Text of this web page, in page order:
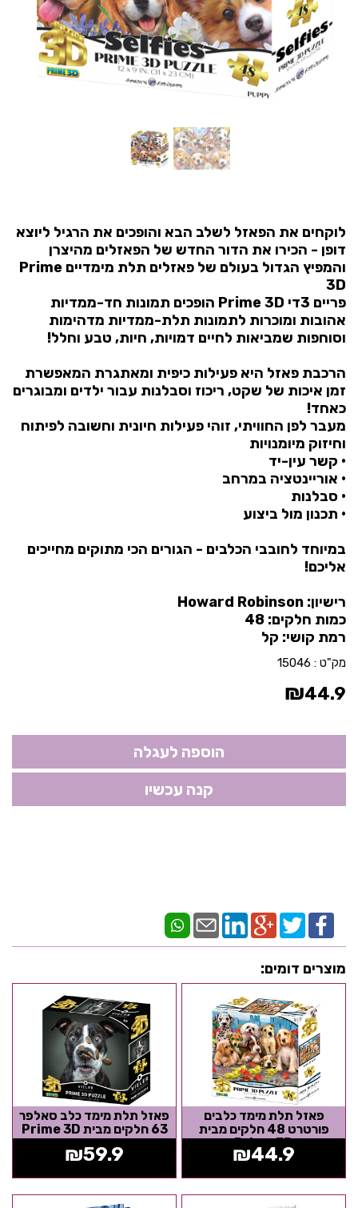
לוקחים את הפאזל לשלב הבא והופכים את הרגיל ליוצא
דופן - הכירו את הדור החדש של הפאזלים מהיצרן
והמפיץ הגדול בעולם של פאזלים תלת מימדיים Prime
3D
פריים 3די Prime 3D הופכים תמונות חד-ממדיות
אהובות ומוכרות לתמונות תלת-ממדיות מדהימות
וסוחפות שמביאות לחיים דמויות, חיות, טבע וחלל!
הרכבת פאזל היא פעילות כיפית ומאתגרת המאפשרת
זמן איכות של שקט, ריכוז וסבלנות עבור ילדים ומבוגרים
כאחד!
מעבר לפן החוויתי, זוהי פעילות חיונית וחשובה לפיתוח
וחיזוק מיומנויות
• קשר עין-יד
• אוריינטציה במרחב
• סבלנות
• תכנון מול ביצוע
במיוחד לחובבי הכלבים - הגורים הכי מתוקים מחייכים
אליכם!
רישיון: Howard Robinson
כמות חלקים: 48
רמת קושי: קל
מק"ט : 15046
₪44.9
מוצרים דומים:
פאזל תלת מימד כלבים
פורטרט 48 חלקים מבית
Prime 3D
₪44.9
פאזל תלת מימד כלב סאלפר
63 חלקים מבית Prime 3D
₪59.9